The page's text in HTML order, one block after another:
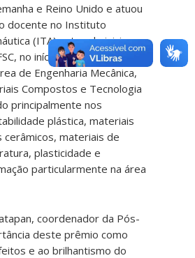
e Reino Unido e atuou
docente no Instituto
(ITA) antes de iniciar
no início dos anos 2000.
de Engenharia Mecânica,
Compostos e Tecnologia
principalmente nos
plástica, materiais
materiais de
plasticidade e
particularmente na área
coordenador da Pós-
deste prêmio como
e ao brilhantismo do